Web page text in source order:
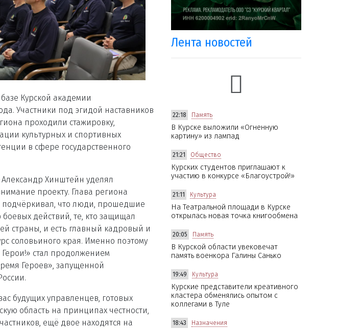
Курской академии
Участники под эгидой наставников
проходили стажировку,
культурных и спортивных
в сфере государственного
Александр Хинштейн уделял
проекту. Глава региона
подчёркивал, что люди, прошедшие
боевых действий, те, кто защищал
страны, и есть главный кадровый и
соловьиного края. Именно поэтому
Герои!» стал продолжением
Героев», запущенной
будущих управленцев, готовых
область на принципах честности,
ещё двое находятся на
Лента новостей
22:18 Память
В Курске выложили «Огненную
картину» из лампад
21:21 Общество
Курских студентов приглашают к
участию в конкурсе «Благоустрой!»
21:11 Культура
На Театральной площади в Курске
открылась новая точка книгообмена
20:05 Память
В Курской области увековечат
память военкора Галины Санько
19:49 Культура
Курские представители креативного
кластера обменялись опытом с
коллегами в Туле
18:43 Назначения